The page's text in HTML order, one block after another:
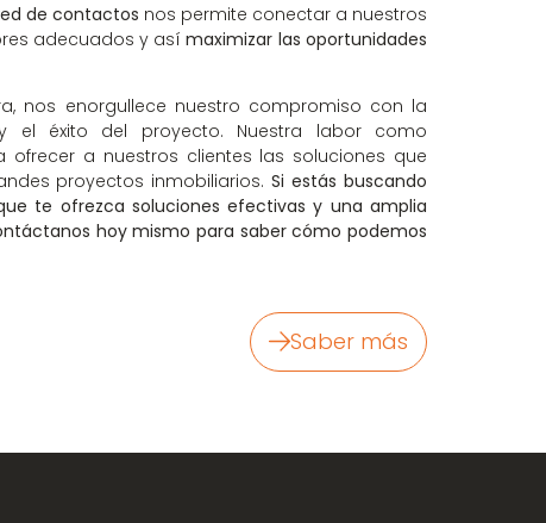
de contactos nos permite conectar a nuestros
adecuados y así maximizar las oportunidades
nos enorgullece nuestro compromiso con la
el éxito del proyecto. Nuestra labor como
ofrecer a nuestros clientes las soluciones que
proyectos inmobiliarios. Si estás buscando
te ofrezca soluciones efectivas y una amplia
hoy mismo para saber cómo podemos
Saber más